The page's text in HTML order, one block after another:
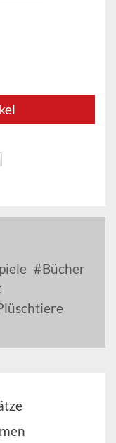
Bücher